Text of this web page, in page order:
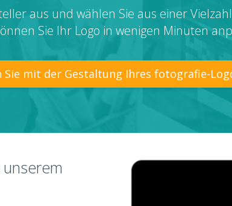
aus und wählen Sie aus einer
Sie Ihr Logo in wenigen Minuten
Sie mit der Gestaltung Ihres fotografie-